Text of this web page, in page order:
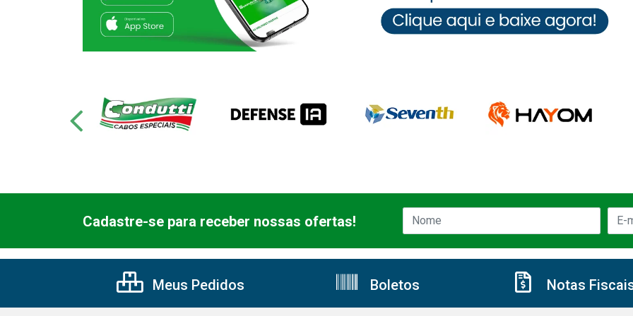
Cadastre-se para receber nossas ofertas!
Meus Pedidos Boletos Notas